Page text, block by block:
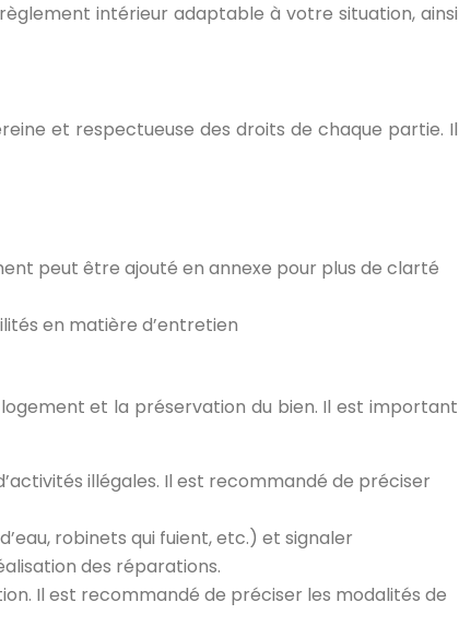
intérieur adaptable à votre situation, ainsi
et respectueuse des droits de chaque partie. Il
peut être ajouté en annexe pour plus de clarté
en matière d’entretien
et la préservation du bien. Il est important
illégales. Il est recommandé de préciser
robinets qui fuient, etc.) et signaler
des réparations.
Il est recommandé de préciser les modalités de